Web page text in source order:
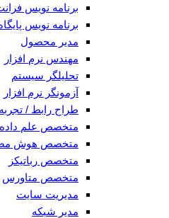
برنامه نویس
برنامه نویس
مدیر محصول
مهندس نرم افزار
تحلیلگر سیستم
آزمونگر نرم افزار
طراح رابط /
متخصص علم داده
متخصص هوش
متخصص رباتیکز
متخصص متاورس
مدیریت سایت
مدیر شبکه